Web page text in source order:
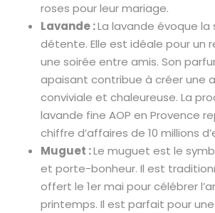
roses pour leur mariage.
Lavande :La lavande évoque
détente. Elle est idéale pour un
une soirée entre amis. Son
apaisant contribue à créer une
conviviale et chaleureuse. La
lavande fine AOP en Provence
chiffre d’affaires de 10 millions
Muguet :Le muguet est le
et porte-bonheur. Il est
offert le 1er mai pour célébrer
printemps. Il est parfait pour